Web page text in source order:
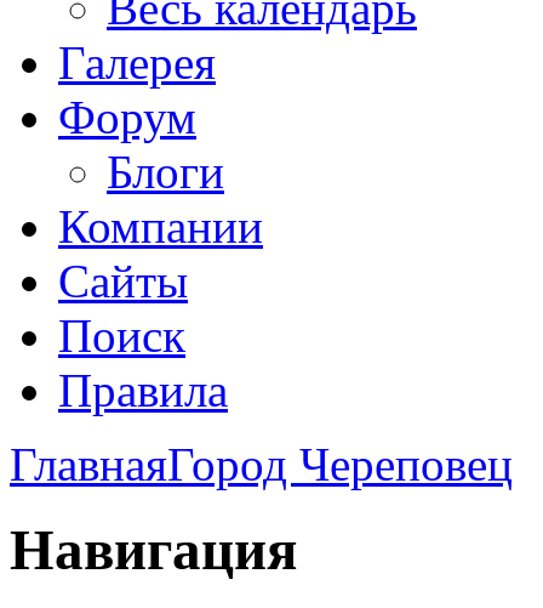
Галерея
Форум
Блоги
Компании
Сайты
Поиск
Правила
ГлавнаяГород Череповец
Навигация